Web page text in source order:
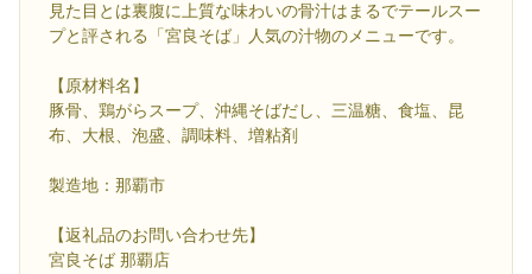
見た目とは裏腹に上質な味わいの骨汁はまるでテールスー
プと評される「宮良そば」人気の汁物のメニューです。
【原材料名】
豚骨、鶏がらスープ、沖縄そばだし、三温糖、食塩、昆
布、大根、泡盛、調味料、増粘剤
製造地：那覇市
【返礼品のお問い合わせ先】
宮良そば 那覇店